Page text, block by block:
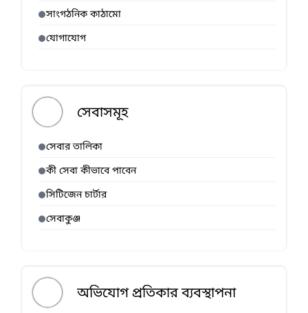
সাংগঠনিক কাঠামো
যোগাযোগ
সেবাসমূহ
সেবার তালিকা
কী সেবা কীভাবে পাবেন
সিটিজেন চার্টার
সেবাকুঞ্জ
অভিযোগ প্রতিকার ব্যবস্থাপনা